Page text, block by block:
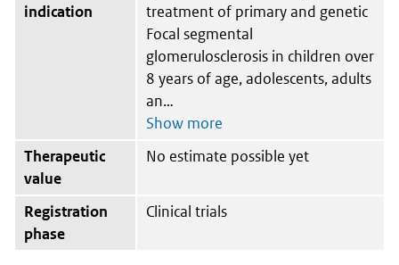
indication
treatment of primary and genetic
Focal segmental
glomerulosclerosis in children over
8 years of age, adolescents, adults
an
Therapeutic
value
No estimate possible yet
Registration
phase
Clinical trials